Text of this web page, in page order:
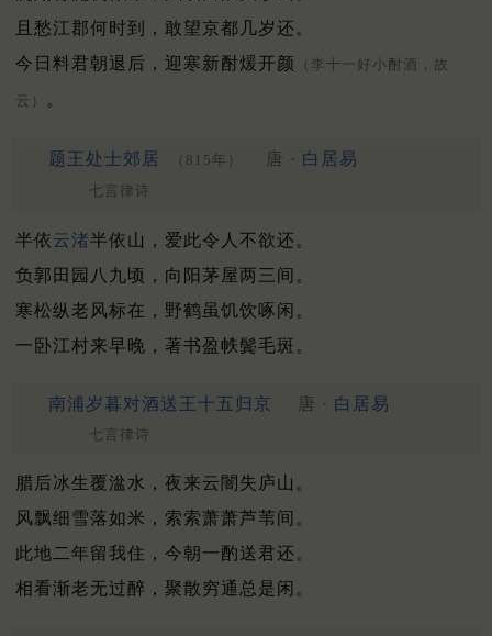
且愁江郡何时到，敢望京都几岁还。
今日料君朝退后，迎寒新酎煖开颜
（李十一好小酎酒，故
云） 。
题王处士郊居 （815年） 唐 · 白居易
七言律诗
半依云渚半依山，爱此令人不欲还。
负郭田园八九顷，向阳茅屋两三间。
寒松纵老风标在，野鹤虽饥饮啄闲。
一卧江村来早晚，著书盈帙鬓毛斑。
南浦岁暮对酒送王十五归京 唐 · 白居易
七言律诗
腊后冰生覆湓水，夜来云闇失庐山。
风飘细雪落如米，索索萧萧芦苇间。
此地二年留我住，今朝一酌送君还。
相看渐老无过醉，聚散穷通总是闲。